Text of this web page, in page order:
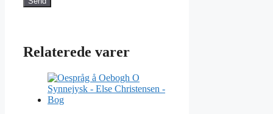
Relaterede varer